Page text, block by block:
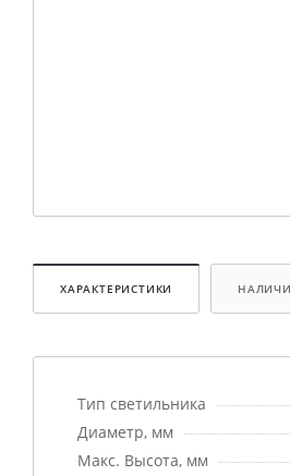
ХАРАКТЕРИСТИКИ
Тип светильника
Диаметр, мм
Макс. Высота, мм